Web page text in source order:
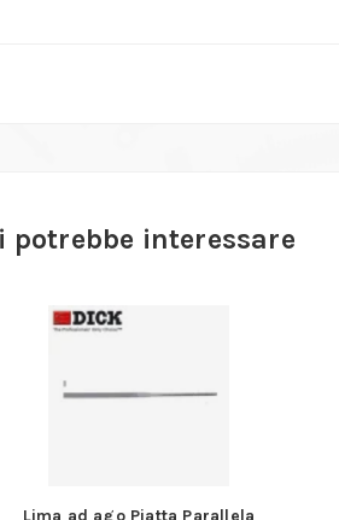
potrebbe interessare
Lamierino in